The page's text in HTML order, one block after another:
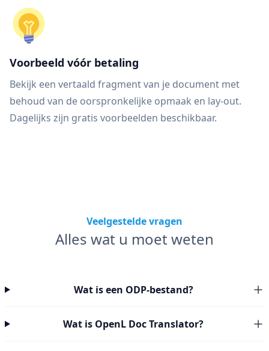
Voorbeeld vóór betaling
Bekijk een vertaald fragment van je document met
behoud van de oorspronkelijke opmaak en lay-out.
Dagelijks zijn gratis voorbeelden beschikbaar.
Veelgestelde vragen
Alles wat u moet weten
Wat is een ODP-bestand?
Wat is OpenL Doc Translator?